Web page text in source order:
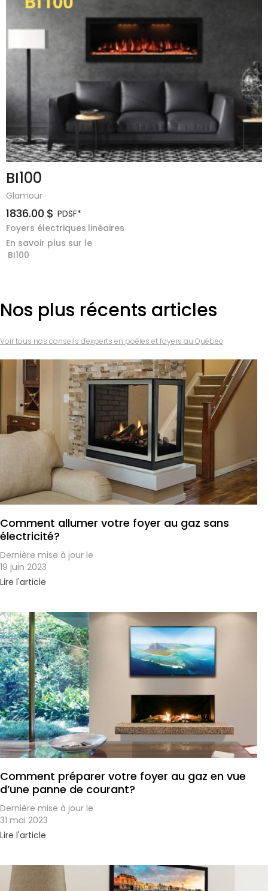
BI100
Glamour
1836.00 $ PDSF*
Foyers électriques linéaires
En savoir plus sur le
BI100
Nos plus récents articles
Voir tous nos conseils d'experts en poêles et foyers au Québec
Comment allumer votre foyer au gaz sans
électricité?
Dernière mise à jour le
19 juin 2023
Lire l'article
Comment préparer votre foyer au gaz en vue
d’une panne de courant?
Dernière mise à jour le
31 mai 2023
Lire l'article